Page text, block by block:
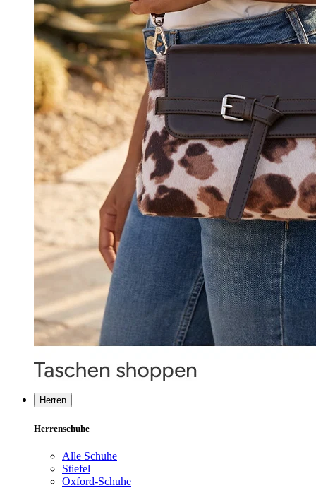
Herren
Herrenschuhe
Alle Schuhe
Stiefel
Oxford-Schuhe